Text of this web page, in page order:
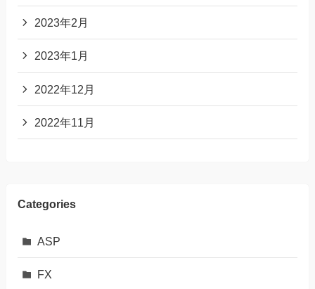
2023年2月
2023年1月
2022年12月
2022年11月
Categories
ASP
FX